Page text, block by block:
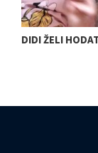
DIDI ŽELI